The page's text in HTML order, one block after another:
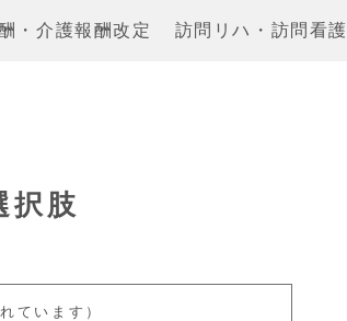
・介護報酬改定 訪問リハ・訪問看護
択肢
ています）